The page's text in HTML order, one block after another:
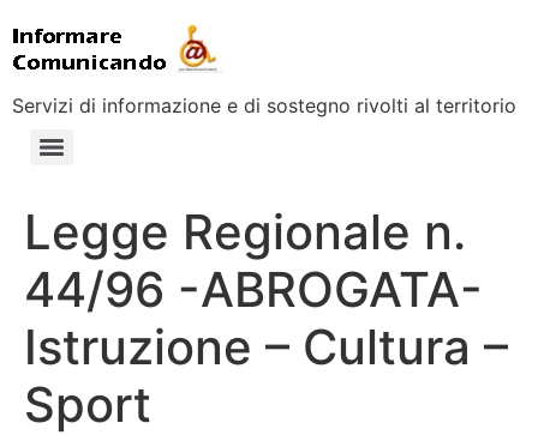
Servizi di informazione e di sostegno rivolti al territorio
Legge Regionale n.
44/96 -ABROGATA-
Istruzione – Cultura –
Sport